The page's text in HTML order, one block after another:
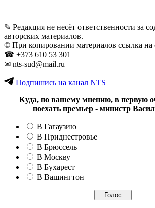
✎ Редакция не несёт ответственности за
авторских материалов.
© При копировании материалов ссылка на
☎︎ +373 610 53 301
✉ nts-sud@mail.ru
Подпишись на канал NTS
Куда, по вашему мнению, в первую
поехать премьер - министр
В Гагаузию
В Приднестровье
В Брюссель
В Москву
В Бухарест
В Вашингтон